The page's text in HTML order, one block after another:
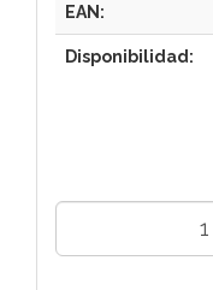
EAN:
Disponibilidad: